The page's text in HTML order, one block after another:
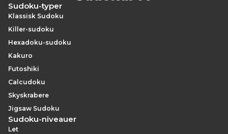
Sudoku-typer
Klassisk Sudoku
Killer-sudoku
Hexadoku-sudoku
Kakuro
Futoshiki
Calcudoku
Skyskrabere
Jigsaw Sudoku
Sudoku-niveauer
Let